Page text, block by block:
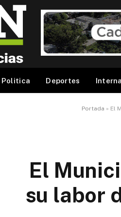
Politica Deportes
Portada » El
El
su labor